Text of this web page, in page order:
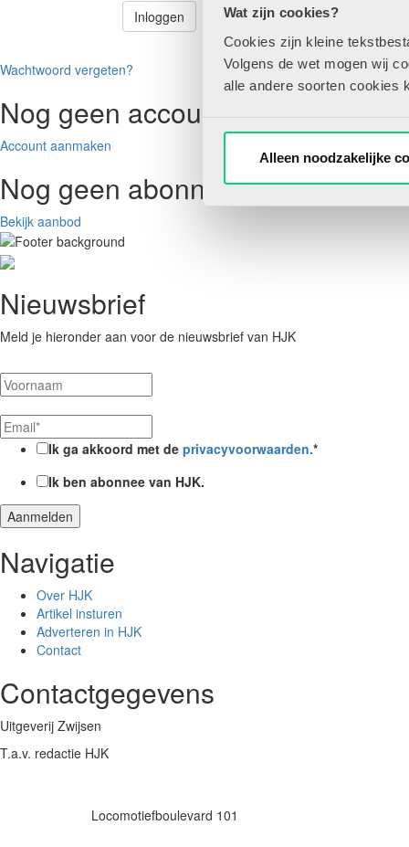
Wat zijn cookies?
Cookies zijn kleine
Volgens de wet mogen wij
alle andere soorten cookies
Alleen noodzakelijke
Wachtwoord vergeten?
Nog geen account maar wel
Account aanmaken
Nog geen abonnee?
Bekijk aanbod
Nieuwsbrief
Meld je hieronder aan voor de nieuwsbrief van HJK
Ik ga akkoord met de privacyvoorwaarden.*
Ik ben abonnee van HJK.
Navigatie
Over HJK
Artikel insturen
Adverteren in HJK
Contact
Contactgegevens
Uitgeverij Zwijsen
T.a.v. redactie HJK
Locomotiefboulevard 101